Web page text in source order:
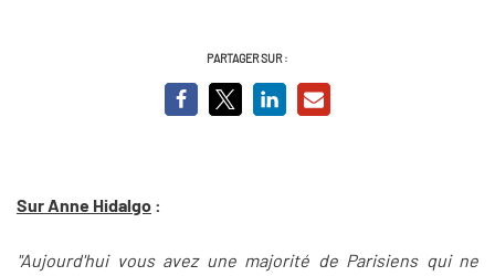
PARTAGER SUR :
Sur Anne Hidalgo :
"Aujourd'hui vous avez une majorité de Parisiens qui ne